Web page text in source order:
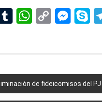
TumblrCopy
de fideicomisos del PJ